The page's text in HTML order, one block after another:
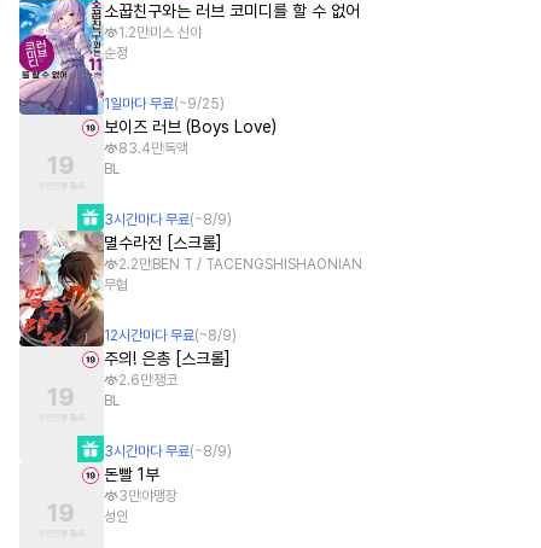
소꿉친구와는 러브 코미디를 할 수 없어
1.2만미스 신야
순정
1 일마다 무료(~9/25)
보이즈 러브 (Boys Love)
83.4만독액
BL
3시간마다 무료(~8/9)
멸수라전 [스크롤]
2.2만 BEN T / TACENGSHISHAONIAN
무협
12시간마다 무료(~8/9)
주의! 은총 [스크롤]
2.6만쟁코
BL
3시간마다 무료(~8/9)
돈빨 1부
3만야맹장
성인